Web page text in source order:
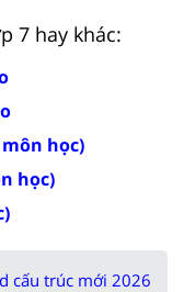
7 hay khác:
học)
học)
cấu trúc mới 2026